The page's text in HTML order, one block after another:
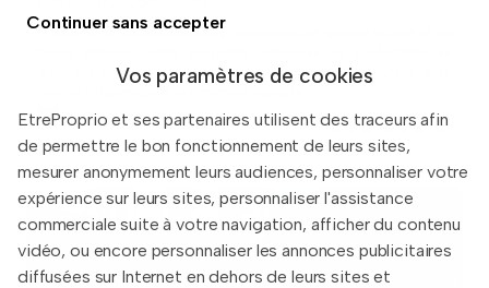
Entièrement rénovée avec des prestations de grande qualité et de
distingue par son grand espace de réception spectaculaire et sa
cuisine indépendante entièrement équipée.
7 500 000 €
Continuer sans accepter
Vos paramètres de cookies
EtreProprio et ses partenaires utilisent des traceurs afin
de permettre le bon fonctionnement de leurs sites,
mesurer anonymement leurs audiences, personnaliser votre
expérience sur leurs sites, personnaliser l'assistance
commerciale suite à votre navigation, afficher du contenu
vidéo, ou encore personnaliser les annonces publicitaires
diffusées sur Internet en dehors de leurs sites et